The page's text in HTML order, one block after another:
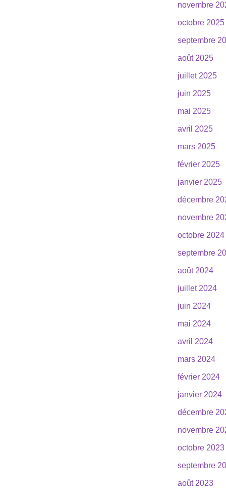
novembre
octobre 2025
septembre
août 2025
juillet 2025
juin 2025
mai 2025
avril 2025
mars 2025
février 2025
janvier 2025
décembre
novembre
octobre 2024
septembre
août 2024
juillet 2024
juin 2024
mai 2024
avril 2024
mars 2024
février 2024
janvier 2024
décembre
novembre
octobre 2023
septembre
août 2023